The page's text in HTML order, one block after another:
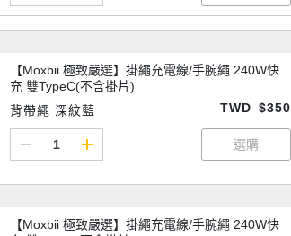
【Moxbii 極致嚴選】掛繩充電線/手腕繩 240W快
充 雙TypeC(不含掛片)
背帶繩 深紋藍
TWD $350
【Moxbii 極致嚴選】掛繩充電線/手腕繩 240W快